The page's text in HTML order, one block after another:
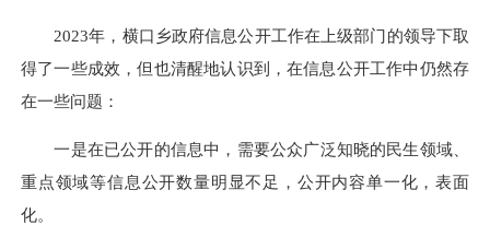
2023年， 横口乡政府信息公开工作在上级部门的领导下取
得了一些成效，但也清醒地认识到，在信息公开工作中仍然存
在一些问题 ：
一是在已公开的信息中， 需要公众广泛知晓的民生领域、
重点领域等信息公开数量明显不足，公开内容单一化，表面
化。